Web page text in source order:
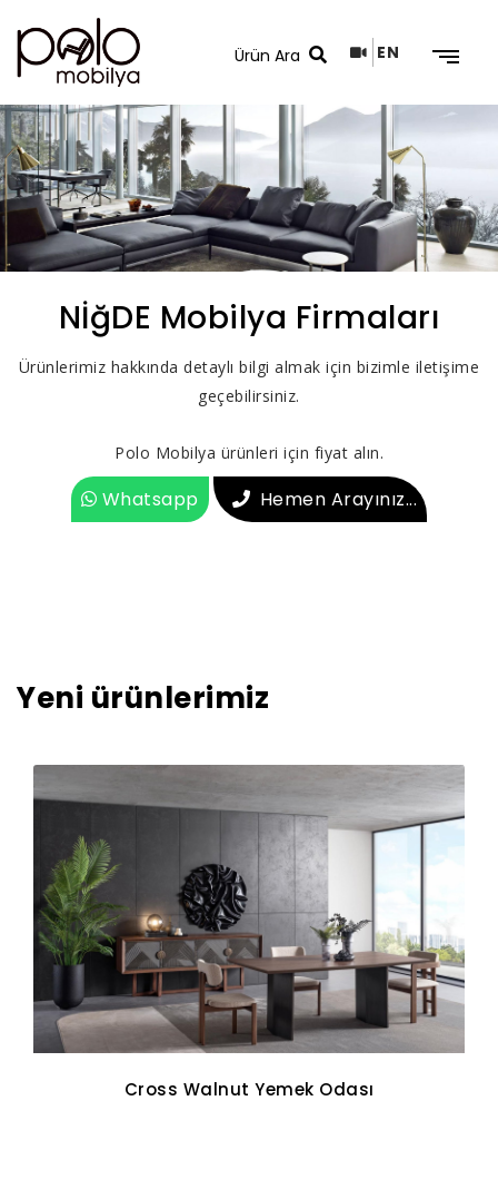
EN
NİğDE Mobilya Firmaları
Ürünlerimiz hakkında detaylı bilgi almak için bizimle iletişime
geçebilirsiniz.
Polo Mobilya ürünleri için fiyat alın.
Whatsapp Hemen Arayınız...
Yeni ürünlerimiz
Cross Walnut Yemek Odası
Arama Sonuçları